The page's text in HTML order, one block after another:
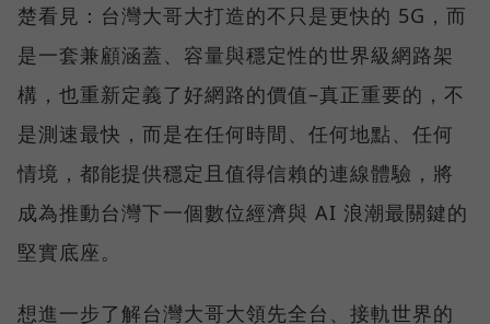
楚看見：台灣大哥大打造的不只是更快的 5G，而
是一套兼顧涵蓋、容量與穩定性的世界級網路架
構，也重新定義了好網路的價值–真正重要的，不
是測速最快，而是在任何時間、任何地點、任何
情境，都能提供穩定且值得信賴的連線體驗，將
成為推動台灣下一個數位經濟與 AI 浪潮最關鍵的
堅實底座。
想進一步了解台灣大哥大領先全台、接軌世界的